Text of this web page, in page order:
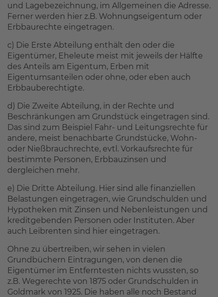
und Lagebezeichnung, im Allgemeinen die Adresse.
Ferner werden hier z.B. Wohnungseigentum oder
Erbbaurechte eingetragen.
c) Die Erste Abteilung enthält den oder die
Eigentümer, Eheleute meist mit jeweils der Hälfte
des Anteils am Eigentum, Erben mit
Eigentumsanteilen oder ohne, oder eben auch
Erbbauberechtigte.
d) Die Zweite Abteilung, in der Rechte und
Beschränkungen am Grundstück eingetragen sind.
Das sind zum Beispiel Fahr- und Leitungsrechte für
andere, meist benachbarte Grundstücke, Wohn-
oder Nießbrauchrechte, evtl. Vorkaufsrechte für
bestimmte Personen, Erbbauzinsen und
dergleichen mehr.
e) Die Dritte Abteilung. Hier sind alle finanziellen
Belastungen eingetragen, wie Grundschulden und
Hypotheken mit Zinsen und Nebenleistungen und
kreditgebenden Personen oder Instituten. Aber
auch Leibrenten sind hier eingetragen.
Ohne zu übertreiben, wir sehen in vielen
Grundbüchern Eintragungen, von denen die
Eigentümer im Entferntesten nichts wussten, so
z.B. Wegerechte von 1875 oder Grundschulden in
Goldmark von 1925. Die haben alle noch Bestand